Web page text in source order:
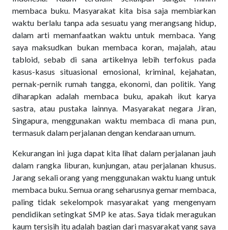
membaca buku. Masyarakat kita bisa saja membiarkan
waktu berlalu tanpa ada sesuatu yang merangsang hidup,
dalam arti memanfaatkan waktu untuk membaca. Yang
saya maksudkan bukan membaca koran, majalah, atau
tabloid, sebab di sana artikelnya lebih terfokus pada
kasus-kasus situasional emosional, kriminal, kejahatan,
pernak-pernik rumah tangga, ekonomi, dan politik. Yang
diharapkan adalah membaca buku, apakah ikut karya
sastra, atau pustaka lainnya. Masyarakat negara Jiran,
Singapura, menggunakan waktu membaca di mana pun,
termasuk dalam perjalanan dengan kendaraan umum.
Kekurangan ini juga dapat kita lihat dalam perjalanan jauh
dalam rangka liburan, kunjungan, atau perjalanan khusus.
Jarang sekali orang yang menggunakan waktu luang untuk
membaca buku. Semua orang seharusnya gemar membaca,
paling tidak sekelompok masyarakat yang mengenyam
pendidikan setingkat SMP ke atas. Saya tidak meragukan
kaum tersisih itu adalah bagian dari masyarakat yang saya